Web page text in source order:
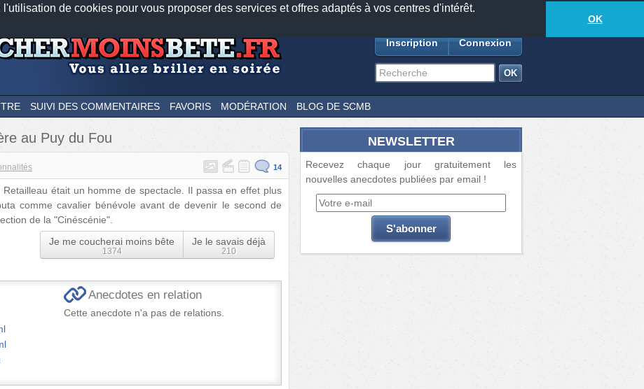
de cookies pour vous proposer des services et offres adaptés à vos centres d'intérêt.
OK
Nos applications mobiles Newsletter Facebook
TwitterFeeds18885anecdotes-558lecteurs connectés
Inscription Connexion
SUIVI DES COMMENTAIRES FAVORIS MODÉRATION BLOG DE SCMB
au Puy du Fou
14
Retailleau était un homme de spectacle. Il passa en effet plus
comme cavalier bénévole avant de devenir le second de
de la "Cinéscénie".
Je me coucherai moins bête
1374
Je le savais déjà
210
Anecdotes en relation
Cette anecdote n'a pas de relations.
NEWSLETTER
Recevez chaque jour gratuitement les
nouvelles anecdotes publiées par email !